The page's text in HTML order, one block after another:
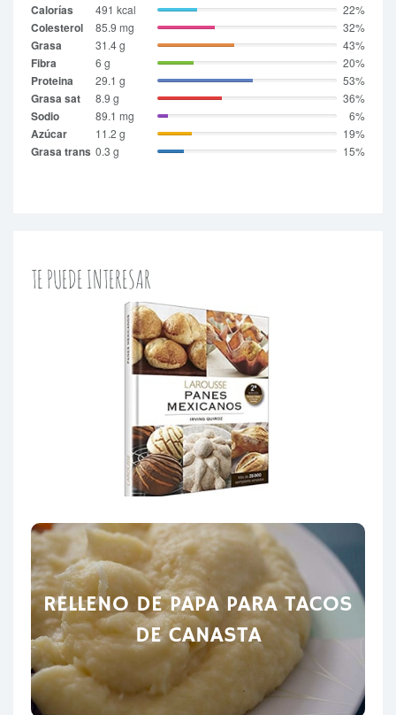
Calorías 491 kcal 22%
Colesterol 85.9 mg 32%
Grasa 31.4 g 43%
Fibra 6 g 20%
Proteina 29.1 g 53%
Grasa sat 8.9 g 36%
Sodio 89.1 mg 6%
Azúcar 11.2 g 19%
Grasa trans 0.3 g 15%
TE PUEDE INTERESAR
RELLENO DE PAPA PARA TACOS
DE CANASTA